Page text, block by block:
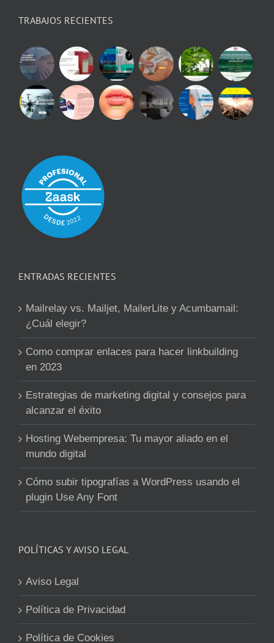
TRABAJOS RECIENTES
ENTRADAS RECIENTES
Mailrelay vs. Mailjet, MailerLite y Acumbamail:
¿Cuál elegir?
Como comprar enlaces para hacer linkbuilding
en 2023
Estrategias de marketing digital y consejos para
alcanzar el éxito
Hosting Webempresa: Tu mayor aliado en el
mundo digital
Cómo subir tipografías a WordPress usando el
plugin Use Any Font
POLÍTICAS Y AVISO LEGAL
Aviso Legal
Política de Privacidad
Política de Cookies